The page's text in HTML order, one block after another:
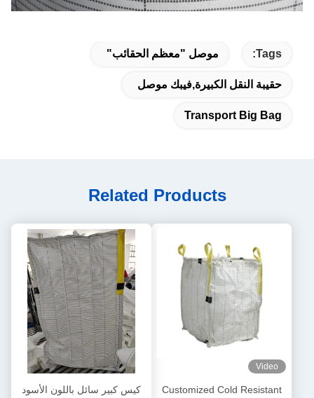
Tags: موصل "معظم الحقائب"
حقيبة النقل الكبيرة,فيبك موصل
Transport Big Bag
Related Products
Video
Customized Cold Resistant
كيس كبير سائل باللون الأسود